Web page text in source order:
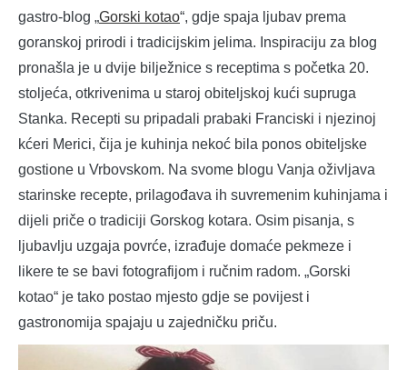
gastro-blog „Gorski kotao“, gdje spaja ljubav prema
goranskoj prirodi i tradicijskim jelima. Inspiraciju za blog
pronašla je u dvije bilježnice s receptima s početka 20.
stoljeća, otkrivenima u staroj obiteljskoj kući supruga
Stanka. Recepti su pripadali prabaki Franciski i njezinoj
kćeri Merici, čija je kuhinja nekoć bila ponos obiteljske
gostione u Vrbovskom. Na svome blogu Vanja oživljava
starinske recepte, prilagođava ih suvremenim kuhinjama i
dijeli priče o tradiciji Gorskog kotara. Osim pisanja, s
ljubavlju uzgaja povrće, izrađuje domaće pekmeze i
likere te se bavi fotografijom i ručnim radom. „Gorski
kotao“ je tako postao mjesto gdje se povijest i
gastronomija spajaju u zajedničku priču.